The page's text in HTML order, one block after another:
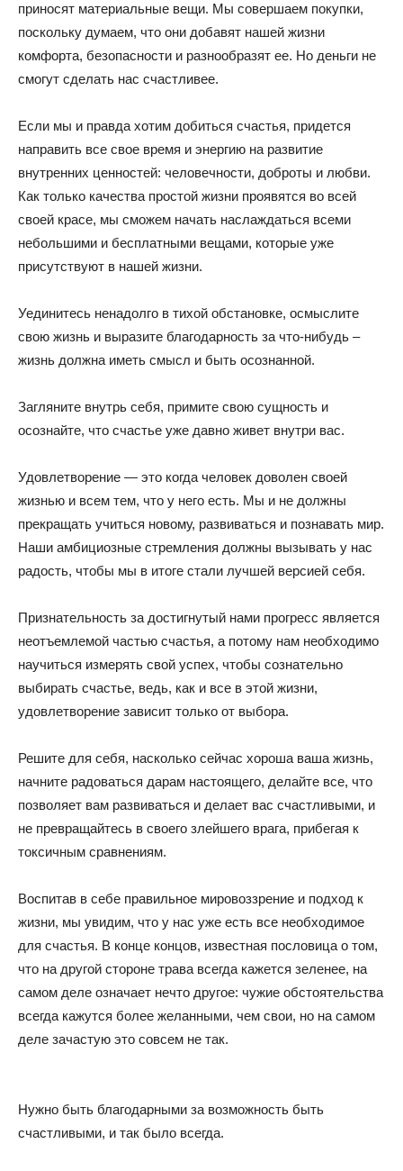
приносят материальные вещи. Мы совершаем покупки,
поскольку думаем, что они добавят нашей жизни
комфорта, безопасности и разнообразят ее. Но деньги не
смогут сделать нас счастливее.
Если мы и правда хотим добиться счастья, придется
направить все свое время и энергию на развитие
внутренних ценностей: человечности, доброты и любви.
Как только качества простой жизни проявятся во всей
своей красе, мы сможем начать наслаждаться всеми
небольшими и бесплатными вещами, которые уже
присутствуют в нашей жизни.
Уединитесь ненадолго в тихой обстановке, осмыслите
свою жизнь и выразите благодарность за что-нибудь –
жизнь должна иметь смысл и быть осознанной.
Загляните внутрь себя, примите свою сущность и
осознайте, что счастье уже давно живет внутри вас.
Удовлетворение — это когда человек доволен своей
жизнью и всем тем, что у него есть. Мы и не должны
прекращать учиться новому, развиваться и познавать мир.
Наши амбициозные стремления должны вызывать у нас
радость, чтобы мы в итоге стали лучшей версией себя.
Признательность за достигнутый нами прогресс является
неотъемлемой частью счастья, а потому нам необходимо
научиться измерять свой успех, чтобы сознательно
выбирать счастье, ведь, как и все в этой жизни,
удовлетворение зависит только от выбора.
Решите для себя, насколько сейчас хороша ваша жизнь,
начните радоваться дарам настоящего, делайте все, что
позволяет вам развиваться и делает вас счастливыми, и
не превращайтесь в своего злейшего врага, прибегая к
токсичным сравнениям.
Воспитав в себе правильное мировоззрение и подход к
жизни, мы увидим, что у нас уже есть все необходимое
для счастья. В конце концов, известная пословица о том,
что на другой стороне трава всегда кажется зеленее, на
самом деле означает нечто другое: чужие обстоятельства
всегда кажутся более желанными, чем свои, но на самом
деле зачастую это совсем не так.
Нужно быть благодарными за возможность быть
счастливыми, и так было всегда.